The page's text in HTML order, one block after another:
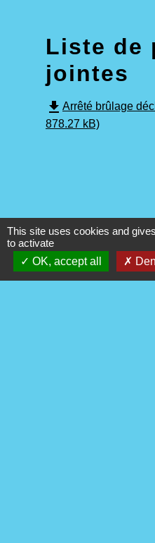
Liste de
jointes
file_download Arrêté brûlage
878.27 kB)
This site uses cookies and
to activate
OK, accept all